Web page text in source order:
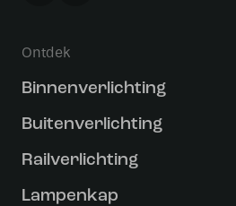
Ontdek
Binnenverlichting
Buitenverlichting
Railverlichting
Lampenkap